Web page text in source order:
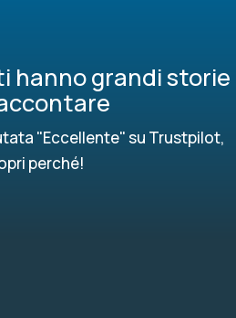
hanno grandi storie
"Eccellente" su Trustpilot,
perché!